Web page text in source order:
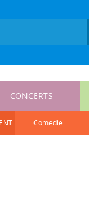
CONCERTS
comédie